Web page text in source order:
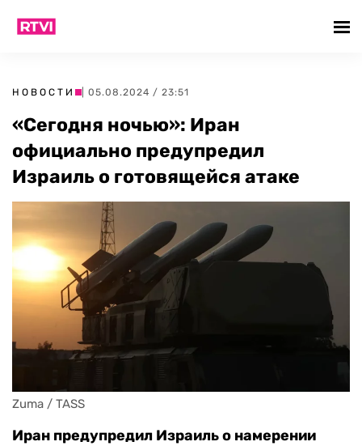
НОВОСТИ | 05.08.2024 / 23:51
«Сегодня ночью»: Иран
официально предупредил
Израиль о готовящейся атаке
Zuma / TASS
Иран предупредил Израиль о намерении